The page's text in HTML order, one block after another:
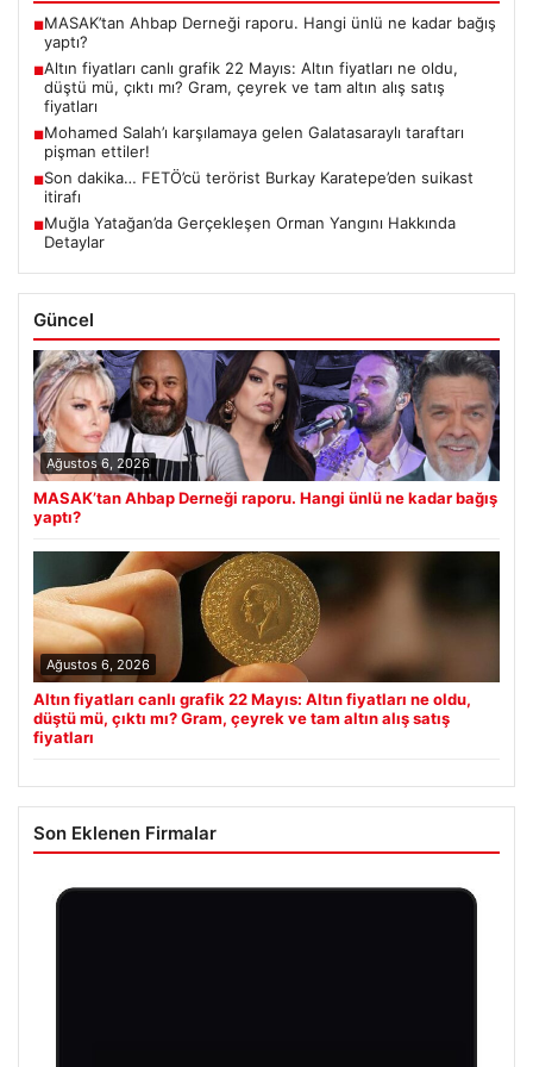
■MASAK’tan Ahbap Derneği raporu. Hangi ünlü ne kadar bağış
yaptı?
■Altın fiyatları canlı grafik 22 Mayıs: Altın fiyatları ne oldu,
düştü mü, çıktı mı? Gram, çeyrek ve tam altın alış satış
fiyatları
■Mohamed Salah’ı karşılamaya gelen Galatasaraylı taraftarı
pişman ettiler!
■Son dakika… FETÖ’cü terörist Burkay Karatepe’den suikast
itirafı
■Muğla Yatağan’da Gerçekleşen Orman Yangını Hakkında
Detaylar
Güncel
Ağustos 6, 2026
MASAK’tan Ahbap Derneği raporu. Hangi ünlü ne kadar bağış
yaptı?
Ağustos 6, 2026
Altın fiyatları canlı grafik 22 Mayıs: Altın fiyatları ne oldu,
düştü mü, çıktı mı? Gram, çeyrek ve tam altın alış satış
fiyatları
Son Eklenen Firmalar